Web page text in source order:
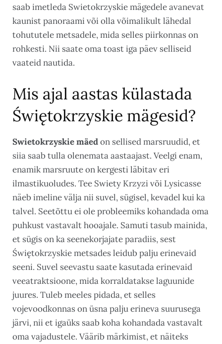
saab imetleda Swietokrzyskie mägedele avanevat
kaunist panoraami või olla võimalikult lähedal
tohututele metsadele, mida selles piirkonnas on
rohkesti. Nii saate oma toast iga päev selliseid
vaateid nautida.
Mis ajal aastas külastada
Świętokrzyskie mägesid?
Swietokrzyskie mäedon sellised marsruudid, et
siia saab tulla olenemata aastaajast. Veelgi enam,
enamik marsruute on kergesti läbitav eri
ilmastikuoludes. Tee Swiety Krzyzi või Lysicasse
näeb imeline välja nii suvel, sügisel, kevadel kui ka
talvel. Seetõttu ei ole probleemiks kohandada oma
puhkust vastavalt hooajale. Samuti tasub mainida,
et sügis on ka seenekorjajate paradiis, sest
Świętokrzyskie metsades leidub palju erinevaid
seeni. Suvel seevastu saate kasutada erinevaid
veeatraktsioone, mida korraldatakse laguunide
juures. Tuleb meeles pidada, et selles
vojevoodkonnas on üsna palju erineva suurusega
järvi, nii et igaüks saab koha kohandada vastavalt
oma vajadustele. Väärib märkimist, et näiteks